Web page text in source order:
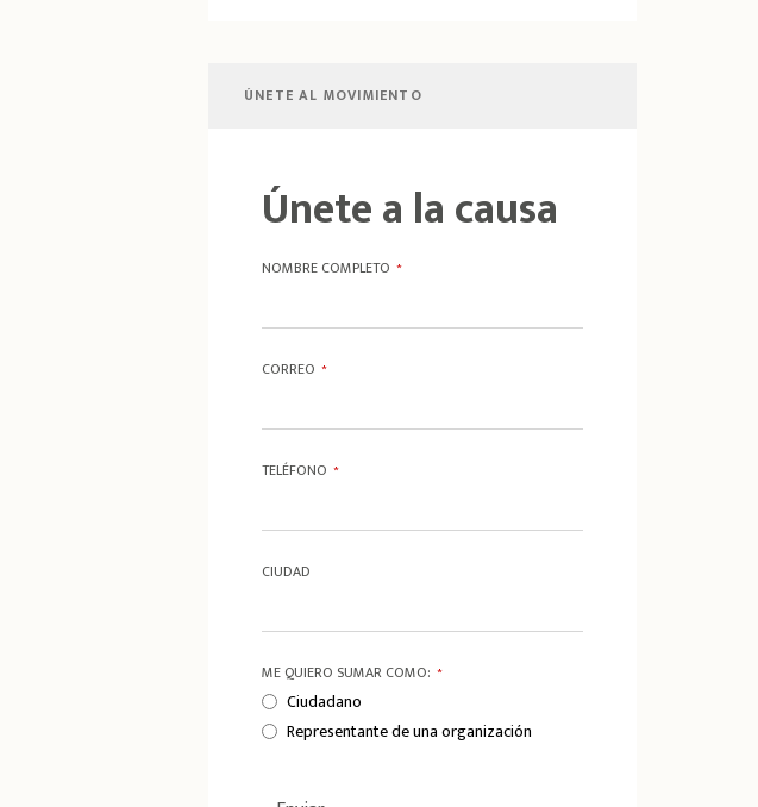
ÚNETE AL MOVIMIENTO
Únete a la causa
NOMBRE COMPLETO *
CORREO *
TELÉFONO *
CIUDAD
ME QUIERO SUMAR COMO: *
Ciudadano
Representante de una organización